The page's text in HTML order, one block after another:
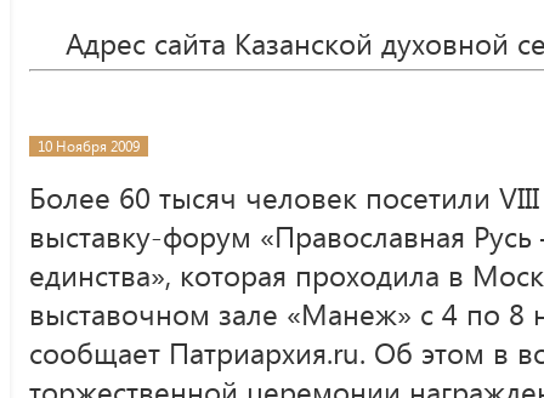
Адрес сайта Казанской духовной
10 Ноября 2009
Более 60 тысяч человек посетили
выставку-форум «Православная
единства», которая проходила в
выставочном зале «Манеж» с 4 по 8
сообщает Патриархия.ru. Об этом в